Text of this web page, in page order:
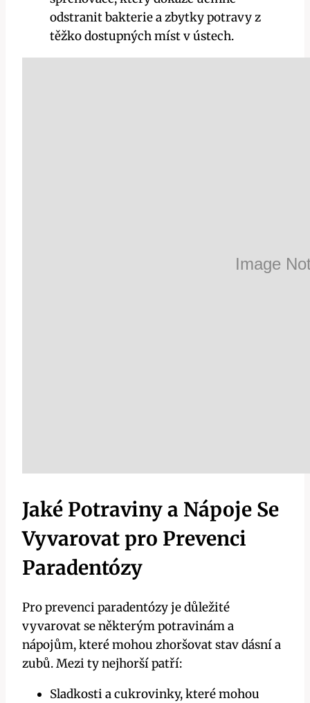
odstranit bakterie a zbytky potravy z
těžko dostupných míst v ústech.
Jaké Potraviny a Nápoje Se
Vyvarovat pro Prevenci
Paradentózy
Pro prevenci paradentózy je důležité
vyvarovat se některým potravinám a
nápojům, které mohou zhoršovat stav dásní a
zubů. Mezi ty nejhorší patří:
Sladkosti a cukrovinky, které mohou